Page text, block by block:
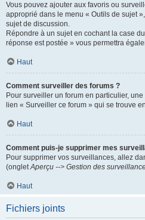
Vous pouvez ajouter aux favoris ou
approprié dans le menu « Outils de sujet
sujet de discussion.
Répondre à un sujet en cochant la case
réponse est postée » vous permettra
Haut
Comment surveiller des forums ?
Pour surveiller un forum en particulier,
lien « Surveiller ce forum » qui se trouve
Haut
Comment puis-je supprimer mes
Pour supprimer vos surveillances, allez
(ongletAperçu --> Gestion des
Haut
Fichiers joints